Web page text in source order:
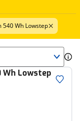
540 Wh Lowstep
Wh Lowstep